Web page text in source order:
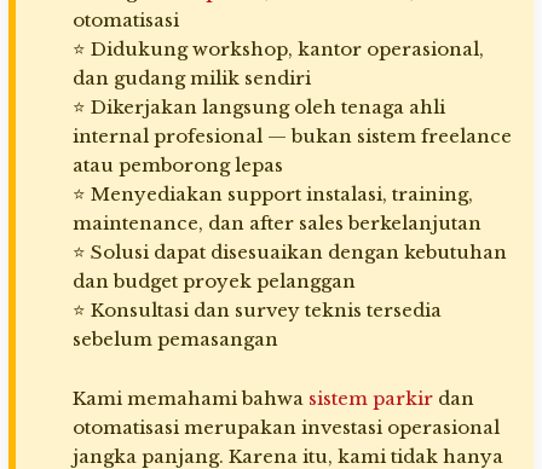
otomatisasi
⭐ Didukung workshop, kantor operasional,
dan gudang milik sendiri
⭐ Dikerjakan langsung oleh tenaga ahli
internal profesional — bukan sistem freelance
atau pemborong lepas
⭐ Menyediakan support instalasi, training,
maintenance, dan after sales berkelanjutan
⭐ Solusi dapat disesuaikan dengan kebutuhan
dan budget proyek pelanggan
⭐ Konsultasi dan survey teknis tersedia
sebelum pemasangan
Kami memahami bahwa sistem parkir dan
otomatisasi merupakan investasi operasional
jangka panjang. Karena itu, kami tidak hanya